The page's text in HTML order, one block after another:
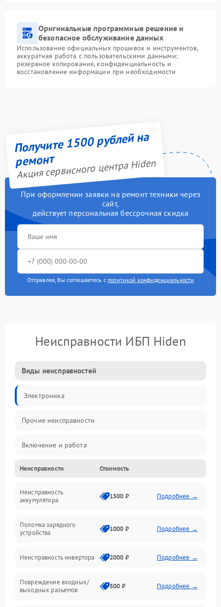
Оригинальные программные решение и
безопасное обслуживание данных
Использование официальных прошивок и инструментов,
аккуратная работа с пользовательскими данными:
резервное копирование, конфиденциальность и
восстановление информации при необходимости
Получите 1500 рублей на
ремонт
Акция сервисного центра Hiden
При оформлении заявки на ремонт техники через
сайт,
действует персональная бессрочная скидка
Отправляя, Вы соглашаетесь с политикой конфиденциальности
Неисправности ИБП Hiden
Виды неисправностей
Электроника
Прочие неисправности
Включение и работа
Работа с нагрузкой
Звук и индикация
Механические повреждения
Неисправности Стоимость
Неисправность
аккумулятора
1500 ₽ Подробнее →
Поломка зарядного
устройства
1000 ₽ Подробнее →
Неисправность инвертора 2000 ₽ Подробнее →
Повреждение входных/
выходных разъемов
500 ₽ Подробнее →